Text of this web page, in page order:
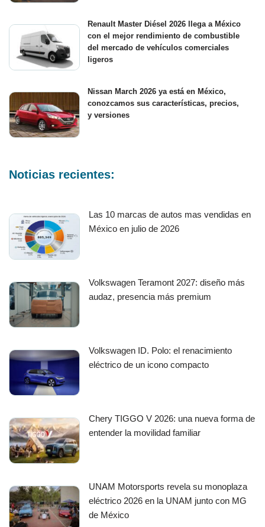
Renault Master Diésel 2026 llega a México
con el mejor rendimiento de combustible
del mercado de vehículos comerciales
ligeros
Nissan March 2026 ya está en México,
conozcamos sus características, precios,
y versiones
Noticias recientes:
Las 10 marcas de autos mas vendidas en
México en julio de 2026
Volkswagen Teramont 2027: diseño más
audaz, presencia más premium
Volkswagen ID. Polo: el renacimiento
eléctrico de un icono compacto
Chery TIGGO V 2026: una nueva forma de
entender la movilidad familiar
UNAM Motorsports revela su monoplaza
eléctrico 2026 en la UNAM junto con MG
de México